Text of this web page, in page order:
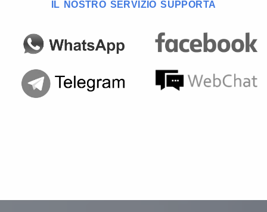
IL NOSTRO SERVIZIO SUPPORTA